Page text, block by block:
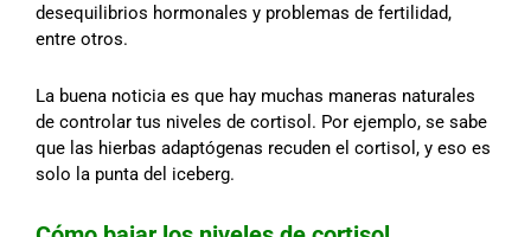
desequilibrios hormonales y problemas de fertilidad,
entre otros.
La buena noticia es que hay muchas maneras naturales
de controlar tus niveles de cortisol. Por ejemplo, se sabe
que las hierbas adaptógenas recuden el cortisol, y eso es
solo la punta del iceberg.